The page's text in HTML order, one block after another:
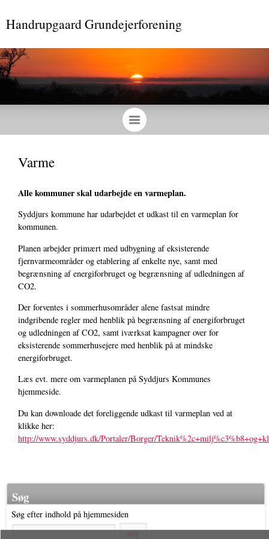
Handrupgaard Grundejerforening
Varme
Alle kommuner skal udarbejde en varmeplan.
Syddjurs kommune har udarbejdet et udkast til en varmeplan for
kommunen.
Planen arbejder primært med udbygning af eksisterende
fjernvarmeområder og etablering af enkelte nye, samt med
begrænsning af energiforbruget og begrænsning af udledningen af
CO2.
Der forventes i sommerhusområder alene fastsat mindre
indgribende regler med henblik på begrænsning af energiforbruget
og udledningen af CO2, samt iværksat kampagner over for
eksisterende sommerhusejere med henblik på at mindske
energiforbruget.
Læs evt. mere om varmeplanen på Syddjurs Kommunes
hjemmeside.
Du kan downloade det foreliggende udkast til varmeplan ved at
klikke her:
http://www.syddjurs.dk/Portaler/Borger/
Søg
Søg efter indhold på hjemmesiden